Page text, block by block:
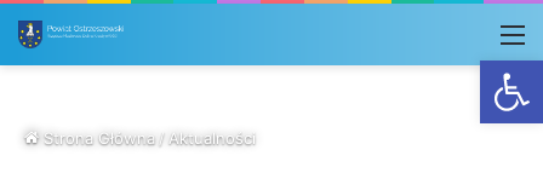
Strona Główna/Aktualności